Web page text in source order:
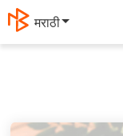
मराठी